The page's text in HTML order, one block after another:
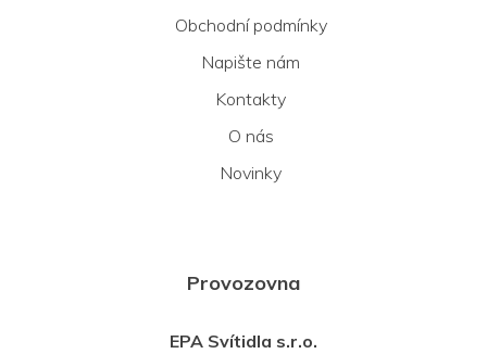
Obchodní podmínky
Napište nám
Kontakty
O nás
Novinky
Provozovna
EPA Svítidla s.r.o.